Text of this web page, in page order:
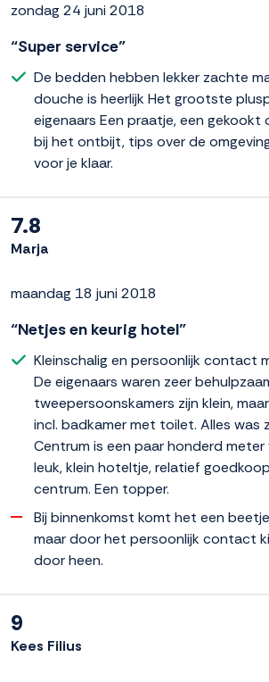
zondag 24 juni 2018
“Super service”
De bedden hebben lekker zachte
douche is heerlijk Het grootste
eigenaars Een praatje, een gekookt
bij het ontbijt, tips over de
voor je klaar.
7.8
Marja
maandag 18 juni 2018
“Netjes en keurig hotel”
Kleinschalig en persoonlijk contact
De eigenaars waren zeer
tweepersoonskamers zijn klein,
incl. badkamer met toilet. Alles was
Centrum is een paar honderd
leuk, klein hoteltje, relatief
centrum. Een topper.
Bij binnenkomst komt het een
maar door het persoonlijk contact
door heen.
9
Kees Filius